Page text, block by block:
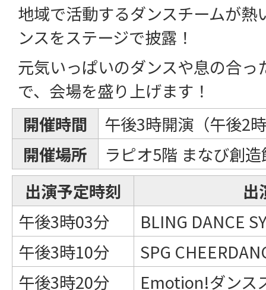
地域で活動するダンスチームが熱
ンスをステージで披露！
元気いっぱいのダンスや息の合っ
で、会場を盛り上げます！
開催時間
午後3時開演（午後2
開催場所
ラピオ5階 まなび創
出演予定時刻
出
午後3時03分
BLING DANCE
午後3時10分
SPG
午後3時20分
Emotion!ダンス